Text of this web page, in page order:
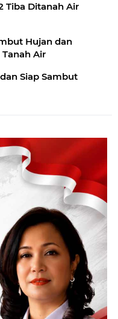
Tiba Ditanah Air
Hujan dan
Air
Siap Sambut